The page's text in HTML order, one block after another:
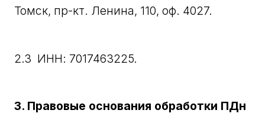
Томск, пр-кт. Ленина, 110, оф. 4027.
2.3 ИНН: 7017463225.
3. Правовые основания обработки ПДн